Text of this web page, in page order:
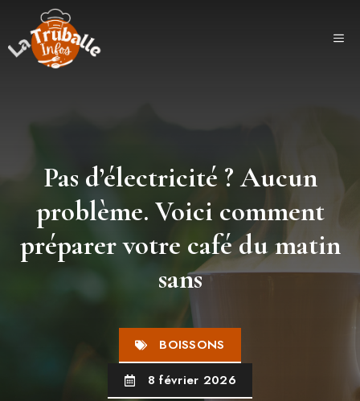
contenu
Pas d’électricité ? Aucun
problème. Voici comment
préparer votre café du matin
sans
BOISSONS
8 février 2026